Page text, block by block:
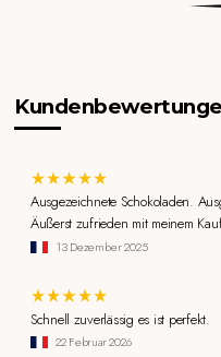
Ausgezeichnete Schokoladen.
Äußerst zufrieden mit meinem
13 Dezember 2025
Schnell zuverlässig es ist perfekt.
22 Februar 2026